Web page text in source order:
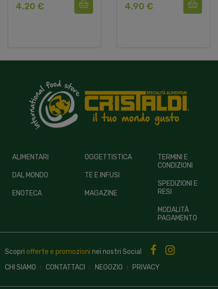
4,20 € 4,90 €
ALIMENTARI
DAL MONDO
ENOTECA
OGGETTISTICA
TE E INFUSI
MAGAZINE
TERMINI E
CONDIZIONI
SPEDIZIONI E
RESI
MODALITÀ
PAGAMENTO
Scopri offerte e promozioni nei nostri Social
CHI SIAMO
CONTATTACI NEGOZIO PRIVACY